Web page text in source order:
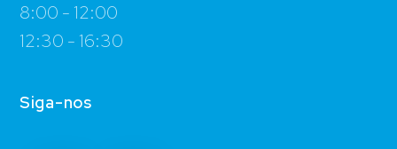
8:00 - 12:00
12:30 - 16:30
Siga-nos